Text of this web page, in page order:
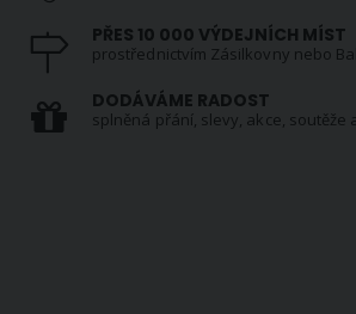
PŘES 10 000 VÝDEJNÍCH MÍST
prostřednictvím Zásilkovny nebo
DODÁVÁME RADOST
splněná přání, slevy, akce, soutěže a